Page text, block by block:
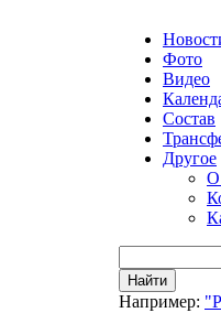
Фото
Видео
Состав
Другое
О
Найти
Например: